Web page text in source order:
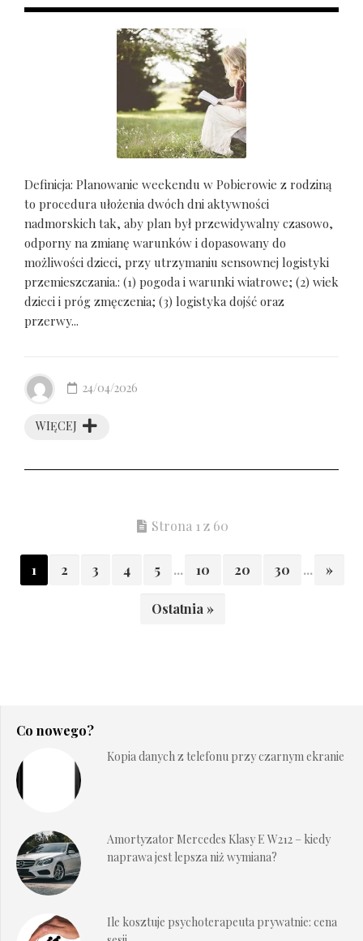
Definicja: Planowanie weekendu w Pobierowie z rodziną
to procedura ułożenia dwóch dni aktywności
nadmorskich tak, aby plan był przewidywalny czasowo,
odporny na zmianę warunków i dopasowany do
możliwości dzieci, przy utrzymaniu sensownej logistyki
przemieszczania.: (1) pogoda i warunki wiatrowe; (2) wiek
dzieci i próg zmęczenia; (3) logistyka dojść oraz
przerwy...
WIĘCEJ
24/04/2026
Strona 1 z 60
1 2 3 4 5 ... 10 20 30 ... »
Ostatnia »
Co nowego?
Kopia danych z telefonu przy czarnym ekranie
Amortyzator Mercedes Klasy E W212 – kiedy
naprawa jest lepsza niż wymiana?
Ile kosztuje psychoterapeuta prywatnie: cena